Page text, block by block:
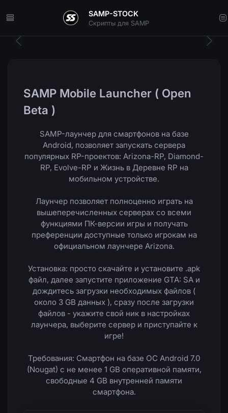
SAMP-STOCK
Скрипты для SAMP
SAMP Mobile Launcher ( Open
Beta )
SAMP-лаунчер для смартфонов на базе
Android, позволяет запускать сервера
популярных RP-проектов: Arizona-RP, Diamond-
RP, Evolve-RP и Жизнь в Деревне RP на
мобильном устройстве.
Лаунчер позволяет полноценно играть на
вышеперечисленных серверах со всеми
функциями ПК-версии игры и получать
преференции доступные только игрокам на
официальном лаунчере Arizona.
Установка: просто скачайте и установите .apk
файл, далее запустите приложение GTA: SA и
дождитесь загрузки необходимых файлов (
около 3 GB данных ), сразу после загрузки
файлов - укажите свой ник в настройках
лаунчера, выберите сервер и приступайте к
игре!
Требования: Смартфон на базе ОС Android 7.0
(Nougat) с не менее 1 GB оперативной памяти,
свободные 4 GB внутренней памяти
смартфона.